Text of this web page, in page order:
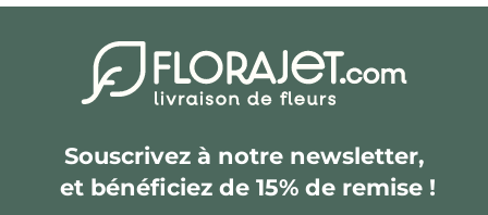
Souscrivez à notre newsletter,
et bénéficiez de 15% de remise !